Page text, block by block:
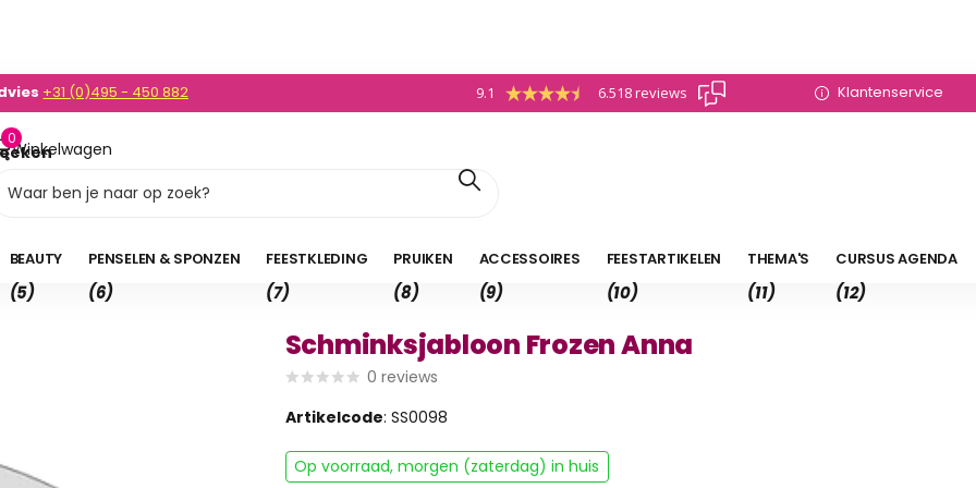
- 450 882
+31 (0)495 - 450 882 9.1 6.518 reviews Klantenservice
Winkelwagen
0
0,00
BEAUTY
(5)
PENSELEN & SPONZEN
(6)
FEESTKLEDING
(7)
PRUIKEN
(8)
ACCESSOIRES
(9)
FEESTARTIKELEN
(10)
THEMA'S
(11)
CURSUS AGENDA
(12)
Schminksjabloon Frozen Anna
0 reviews
Artikelcode: SS0098
Op voorraad, morgen (zaterdag) in huis